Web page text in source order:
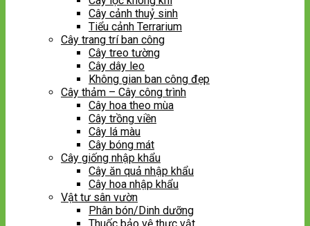
Cây cảnh thuỷ sinh
Tiểu cảnh Terrarium
Cây trang trí ban công
Cây treo tường
Cây dây leo
Không gian ban công đẹp
Cây thảm – Cây công trình
Cây hoa theo mùa
Cây trồng viền
Cây lá màu
Cây bóng mát
Cây giống nhập khẩu
Cây ăn quả nhập khẩu
Cây hoa nhập khẩu
Vật tư sân vườn
Phân bón/Dinh dưỡng